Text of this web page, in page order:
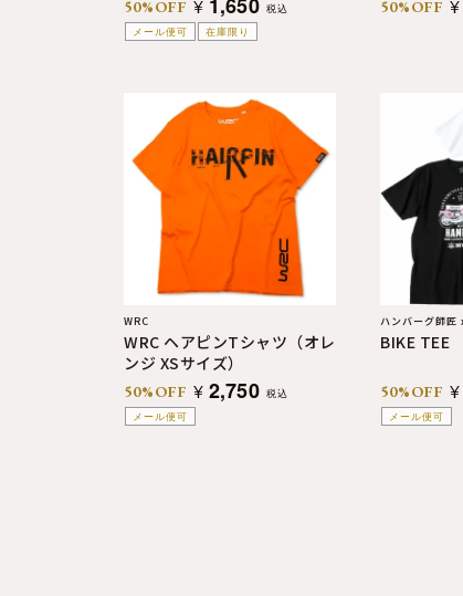
メール便可 在庫限り
50%OFF ¥ 税込 50%OFF ¥
メール便可
WRC
WRC ヘアピンTシャツ（オレ
ンジ XSサイズ）
50%OFF ¥ 2,750 税込
メール便可
ハンバーグ師匠
BIKE TEE
50%OFF ¥